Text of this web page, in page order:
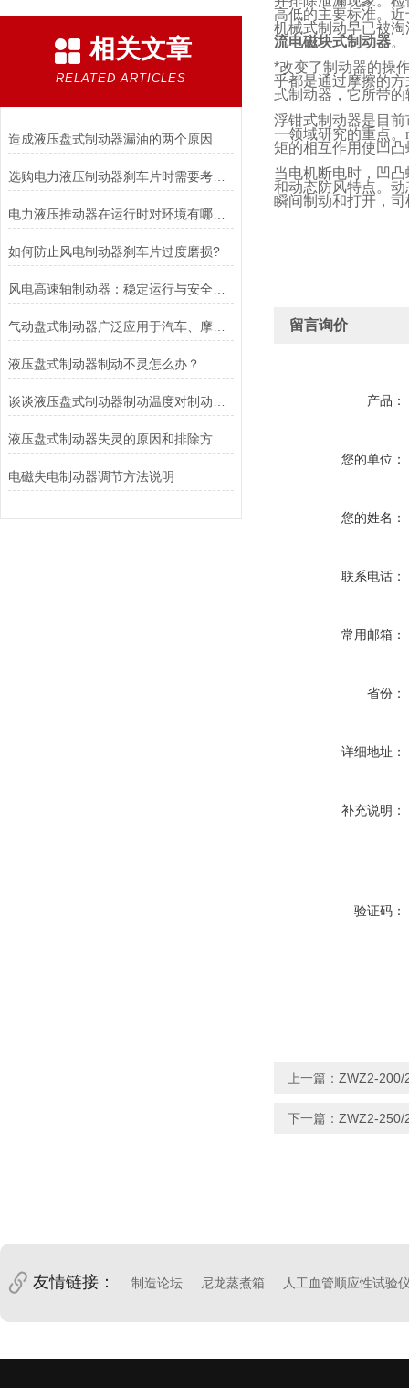
相关文章
RELATED ARTICLES
造成液压盘式制动器漏油的两个原因
选购电力液压制动器刹车片时需要考虑的问题有哪些？
电力液压推动器在运行时对环境有哪些要求？
如何防止风电制动器刹车片过度磨损?
气动盘式制动器广泛应用于汽车、摩托车和自行车等交通工具中
液压盘式制动器制动不灵怎么办？
液压盘式制动器失灵的原因和排除方法介绍
电磁失电制动器调节方法说明
高低的主要标准。
机械式制动早已被
流电磁块式制动器。
*改变了制动器的操
乎都是通过摩擦的
式制动器，它所带
浮钳式制动器是目
一领域研究的重点。
矩的相互作用使凹
当电机断电时，凹
和动态防风特点。
瞬间制动和打开，
留言询价
产品：
您的单位：
您的姓名：
联系电话：
常用邮箱：
省份：
详细地址：
补充说明：
验证码：
上一篇： ZWZ2-200/
下一篇： ZWZ2-250/
友情链接： 制造论坛 尼龙蒸煮箱 人工血管顺应性试验